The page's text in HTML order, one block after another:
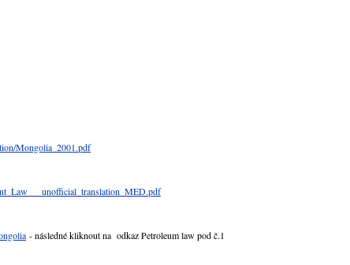
Mongolia_2001.pdf
- následné kliknout na odkaz Petroleum law pod č.1